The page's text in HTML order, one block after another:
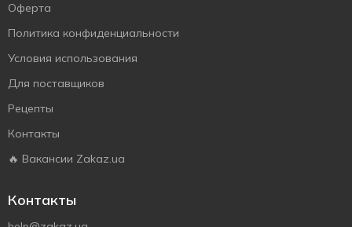
Оферта
Политика конфиденциальности
Условия использования
Для поставщиков
Рецепты
Контакты
🔥 Вакансии Zakaz.ua
Контакты